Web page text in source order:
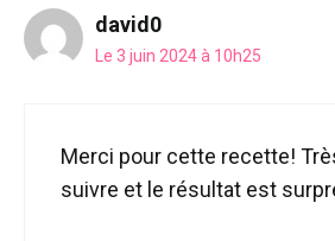
david0
Le 3 juin 2024 à 10h25
Merci pour cette recette!
suivre et le résultat est